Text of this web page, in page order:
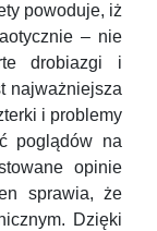
powoduje, iż
– nie
drobiazgi i
najważniejsza
i problemy
poglądów na
opinie
sprawia, że
Dzięki